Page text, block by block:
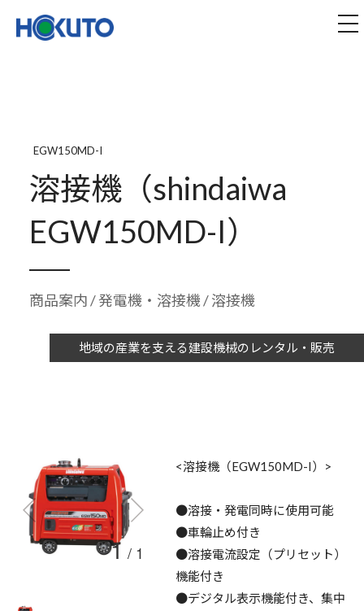
EGW150MD-I
溶接機（shindaiwa
EGW150MD-I）
商品案内/発電機・溶接機/ 溶接機
地域の産業を支える建設機械のレンタル・販売
1/ 1
<溶接機（EGW150MD-I）>
●溶接・発電同時に使用可能
●車輪止め付き
●溶接電流設定（プリセット）
機能付き
●デジタル表示機能付き、集中